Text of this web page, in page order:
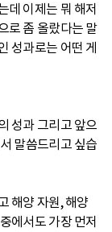
데 이제는 뭐 해저
로 좀 올랐다는 말
성과로는 어떤 게
성과 그리고 앞으
말씀드리고 싶습
해양 자원, 해양
에서도 가장 먼저